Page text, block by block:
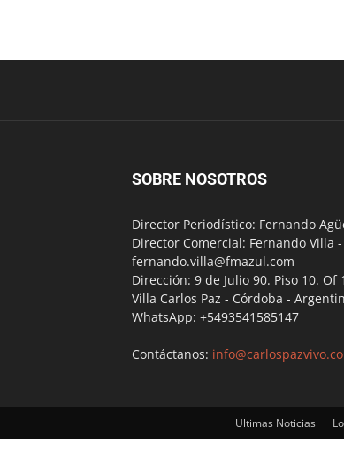
SOBRE NOSOTROS
Director Periodístico: Fernando
Director Comercial: Fernando Villa -
fernando.villa@fmazul.com
Dirección: 9 de Julio 90. Piso 10. Of
Villa Carlos Paz - Córdoba -
WhatsApp: +5493541585147
Contáctanos:
Ultimas Noticias